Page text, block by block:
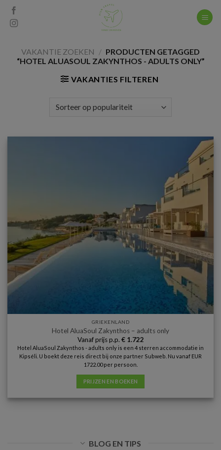
Skip
content
VAKANTIE ZOEKEN / PRODUCTEN GETAGGED
“HOTEL ALUASOUL ZAKYNTHOS - ADULTS ONLY”
VAKANTIES FILTEREN
GRIEKENLAND
Hotel AluaSoul Zakynthos – adults only
Vanaf prijs p.p. €1.722
Hotel AluaSoul Zakynthos - adults only is een 4 sterren accommodatie in
Kipséli. U boekt deze reis direct bij onze partner Subweb. Nu vanaf EUR
1722.00 per persoon.
PRIJZEN EN BOEKEN
BLOG EN TIPS